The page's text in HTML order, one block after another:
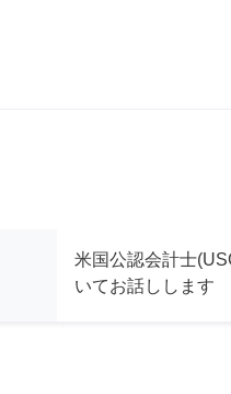
米国公認会計士
いてお話しします